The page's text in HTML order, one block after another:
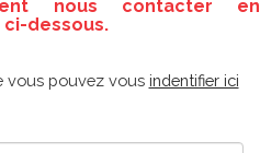
nous contacter en
dessous.
vous pouvez vous indentifier ici